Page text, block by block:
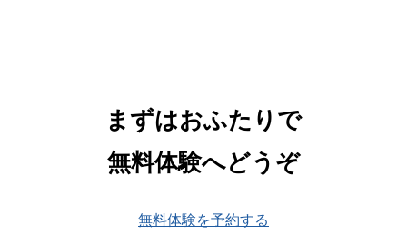
まずはおふたりで
無料体験へどうぞ
無料体験を予約する